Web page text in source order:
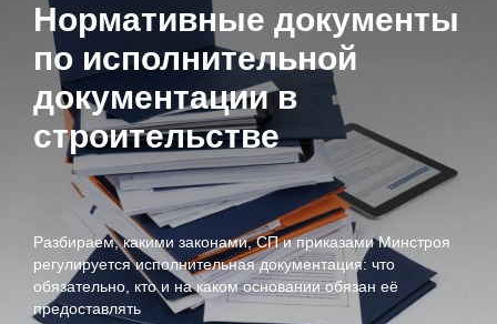
Нормативные документы
по исполнительной
документации в
строительстве
Разбираем, какими законами, СП и приказами Минстроя
регулируется исполнительная документация: что
обязательно, кто и на каком основании обязан её
предоставлять